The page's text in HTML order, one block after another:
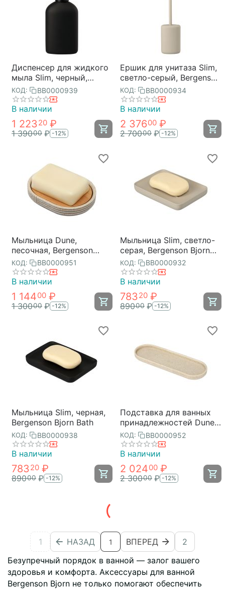
Диспенсер для жидкого
мыла Slim, черный,
Bergenson Bjorn Bath
КОД: BB0000939
В наличии
1 22320 ₽
1 39000 ₽ -12%
Ершик для унитаза Slim,
светло-серый, Bergenson
Bjorn Bath
КОД: BB0000934
В наличии
2 37600 ₽
2 70000 ₽ -12%
Мыльница Dune,
песочная, Bergenson
Bjorn Bath
КОД: BB0000951
В наличии
1 14400 ₽
1 30000 ₽ -12%
Мыльница Slim, светло-
серая, Bergenson Bjorn
Bath
КОД: BB0000932
В наличии
78320 ₽
89000 ₽ -12%
Мыльница Slim, черная,
Bergenson Bjorn Bath
КОД: BB0000938
В наличии
78320 ₽
89000 ₽ -12%
Подставка для ванных
принадлежностей Dune,
песочная, Bergenson
Bjorn Bath
КОД: BB0000952
В наличии
2 02400 ₽
2 30000 ₽ -12%
1 НАЗАД 1 ВПЕРЕД
2
Безупречный порядок в ванной — залог вашего
здоровья и комфорта. Аксессуары для ванной
Bergenson Bjorn не только помогают обеспечить